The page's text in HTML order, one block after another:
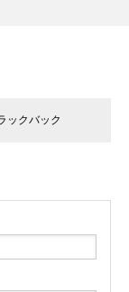
ックバック